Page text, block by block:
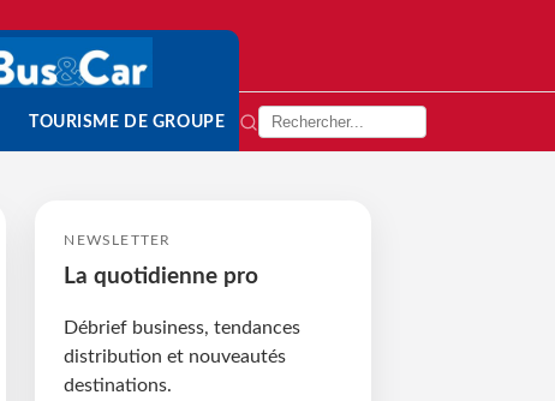
TOURISME DE GROUPE
NEWSLETTER
La quotidienne pro
Débrief business, tendances
distribution et nouveautés
destinations.